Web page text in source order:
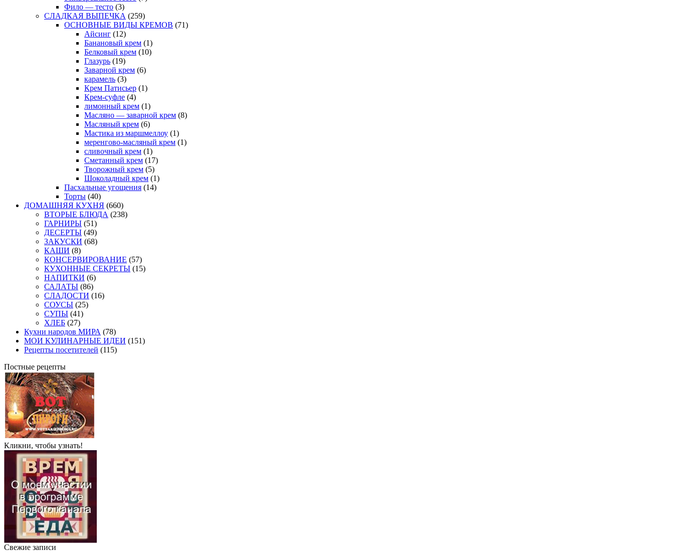
Фило — тесто (3)
СЛАДКАЯ ВЫПЕЧКА (259)
ОСНОВНЫЕ ВИДЫ КРЕМОВ (71)
Айсинг (12)
Банановый крем (1)
Белковый крем (10)
Глазурь (19)
Заварной крем (6)
карамель (3)
Крем Патисьер (1)
Крем-суфле (4)
лимонный крем (1)
Масляно — заварной крем (8)
Масляный крем (6)
Мастика из маршмеллоу (1)
меренгово-масляный крем (1)
сливочный крем (1)
Сметанный крем (17)
Творожный крем (5)
Шоколадный крем (1)
Пасхальные угощения (14)
Торты (40)
ДОМАШНЯЯ КУХНЯ (660)
ВТОРЫЕ БЛЮДА (238)
ГАРНИРЫ (51)
ДЕСЕРТЫ (49)
ЗАКУСКИ (68)
КАШИ (8)
КОНСЕРВИРОВАНИЕ (57)
КУХОННЫЕ СЕКРЕТЫ (15)
НАПИТКИ (6)
САЛАТЫ (86)
СЛАДОСТИ (16)
СОУСЫ (25)
СУПЫ (41)
ХЛЕБ (27)
Кухни народов МИРА (78)
МОИ КУЛИНАРНЫЕ ИДЕИ (151)
Рецепты посетителей (115)
Постные рецепты
Кликни, чтобы узнать!
Свежие записи